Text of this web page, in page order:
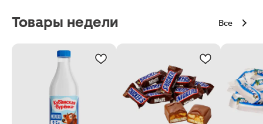
Товары недели Все